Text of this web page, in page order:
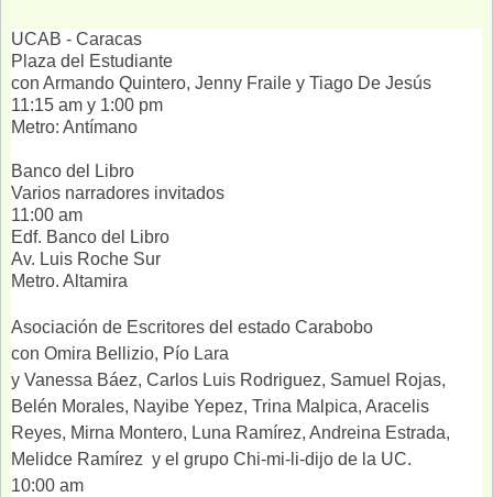
UCAB - Caracas
Plaza del Estudiante
con Armando Quintero, Jenny Fraile y Tiago De Jesús
11:15 am y 1:00 pm
Metro: Antímano
Banco del Libro
Varios narradores invitados
11:00 am
Edf. Banco del Libro
Av. Luis Roche Sur
Metro. Altamira
Asociación de Escritores del estado Carabobo
con Omira Bellizio, Pío Lara
y Vanessa Báez, Carlos Luis Rodriguez, Samuel Rojas,
Belén Morales, Nayibe Yepez, Trina Malpica, Aracelis
Reyes, Mirna Montero, Luna Ramírez, Andreina Estrada,
Melidce Ramírez y el grupo Chi-mi-li-dijo de la UC.
10:00 am